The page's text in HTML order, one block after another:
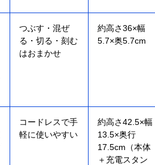
つぶす・混ぜ
る・切る・刻む
はおまかせ
約高さ36×幅
5.7×奥5.7cm
コードレスで手
軽に使いやすい
約高さ42.5×幅
13.5×奥行
17.5cm（本体
＋充電スタン